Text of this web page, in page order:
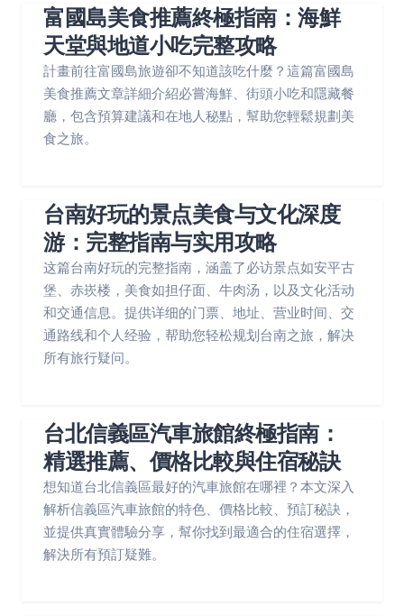
富國島美食推薦終極指南：海鮮
天堂與地道小吃完整攻略
計畫前往富國島旅遊卻不知道該吃什麼？這篇富國島
美食推薦文章詳細介紹必嘗海鮮、街頭小吃和隱藏餐
廳，包含預算建議和在地人秘點，幫助您輕鬆規劃美
食之旅。
台南好玩的景点美食与文化深度
游：完整指南与实用攻略
这篇台南好玩的完整指南，涵盖了必访景点如安平古
堡、赤崁楼，美食如担仔面、牛肉汤，以及文化活动
和交通信息。提供详细的门票、地址、营业时间、交
通路线和个人经验，帮助您轻松规划台南之旅，解决
所有旅行疑问。
台北信義區汽車旅館終極指南：
精選推薦、價格比較與住宿秘訣
想知道台北信義區最好的汽車旅館在哪裡？本文深入
解析信義區汽車旅館的特色、價格比較、預訂秘訣，
並提供真實體驗分享，幫你找到最適合的住宿選擇，
解決所有預訂疑難。